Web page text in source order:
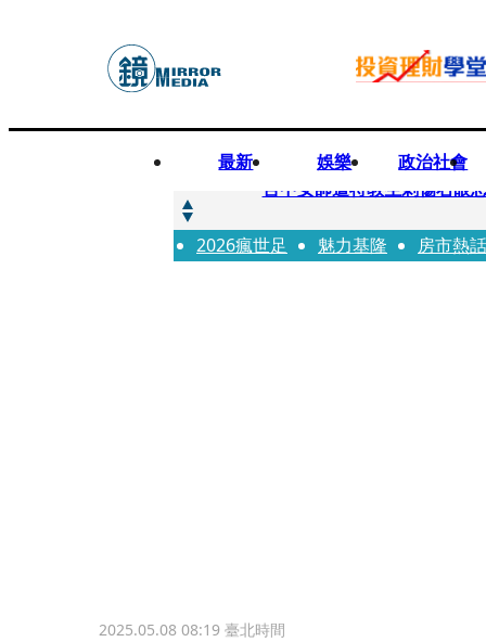
最新 娛樂 政治社會
快訊
台中女師遭特教生刺傷右眼
快訊
新聞傳真／男同事追求不成
2026瘋世足 魅力基隆 房市熱
2025.05.08 08:19臺北時間